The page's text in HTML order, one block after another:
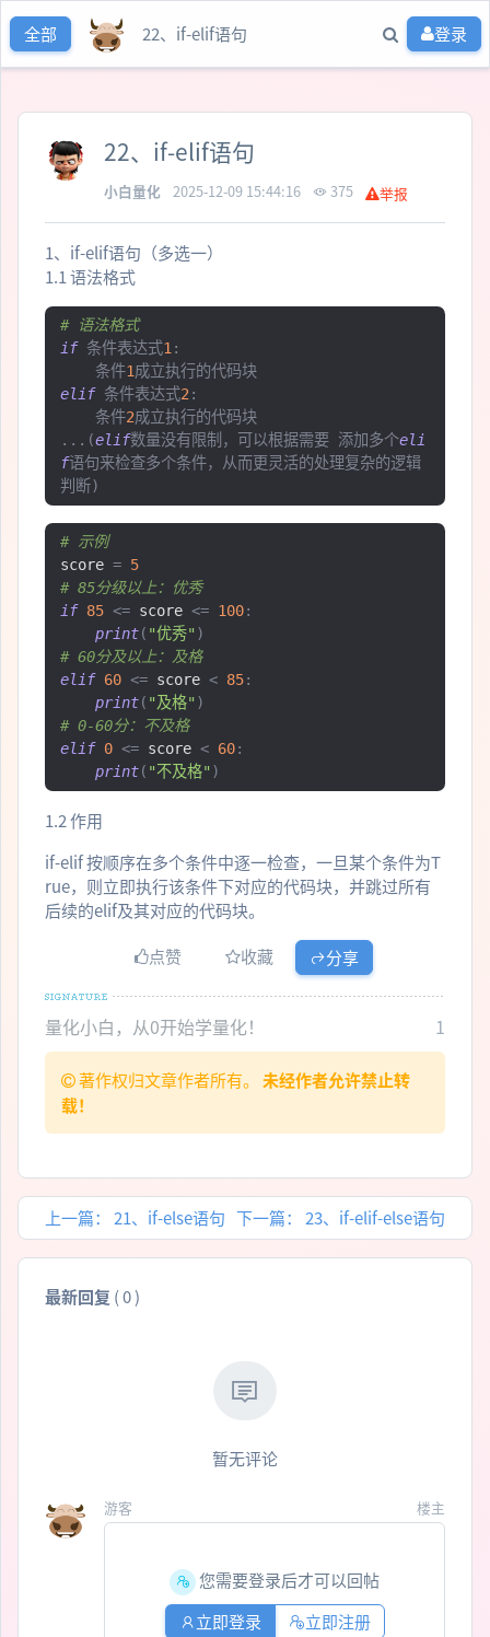
全部 22、if-elif语句 登录
22、if-elif语句
小白量化 2025-12-09 15:44:16 375 举报
1、if-elif语句（多选一）
1.1 语法格式
# 语法格式
if 条件表达式1 :
条件1成立执行的代码块
elif 条件表达式2 :
条件2成立执行的代码块
...(elif数量没有限制，可以根据需要 添加多个eli
f语句来检查多个条件，从而更灵活的处理复杂的逻辑
判断)
# 示例
score = 5
# 85分级以上：优秀
if 85 <= score <= 100:
print( "优秀" )
# 60分及以上：及格
elif 60 <= score < 85:
print( "及格" )
# 0-60分：不及格
elif 0 <= score < 60:
print( "不及格" )
1.2 作用
if-elif 按顺序在多个条件中逐一检查，一旦某个条件为T
rue，则立即执行该条件下对应的代码块，并跳过所有
后续的elif及其对应的代码块。
点赞
收藏 分享
量化小白，从0开始学量化！ 1
著作权归文章作者所有。 未经作者允许禁止转
载！
上一篇： 21、if-else语句 下一篇： 23、if-elif-else语句
最新回复 (0)
暂无评论
游客 楼主
您需要登录后才可以回帖
立即登录
立即注册